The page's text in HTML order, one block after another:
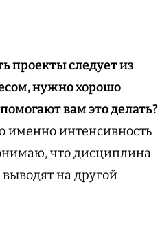
проекты следует из
нужно хорошо
вам это делать?
именно интенсивность
что дисциплина
на другой